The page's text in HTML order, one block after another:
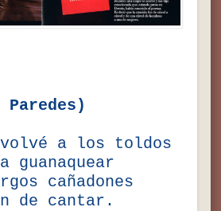
Paredes)
a los toldos
guanaquear
cañadones
de cantar.